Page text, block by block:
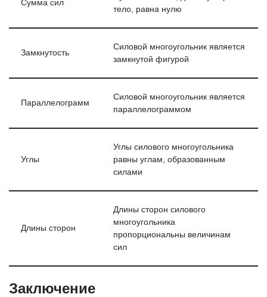
Сумма сил
тело, равна нулю
Замкнутость
Силовой многоугольник является
замкнутой фигурой
Параллелограмм
Силовой многоугольник является
параллелограммом
Углы
Углы силового многоугольника
равны углам, образованным
силами
Длины сторон
Длины сторон силового
многоугольника
пропорциональны величинам
сил
Заключение